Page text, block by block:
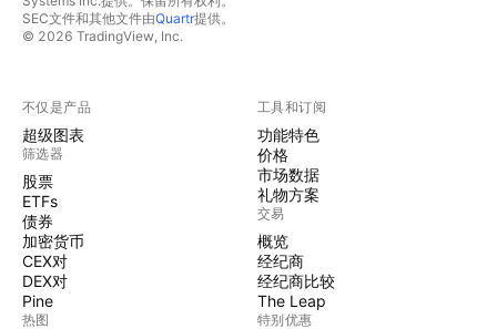
SEC文件和其他文件由Quartr提供。
© 2026 TradingView, Inc.
不仅是产品
超级图表
筛选器
股票
ETFs
债券
加密货币
CEX对
DEX对
Pine
热图
工具和订阅
功能特色
价格
市场数据
礼物方案
交易
概览
经纪商
经纪商比较
The Leap
特别优惠